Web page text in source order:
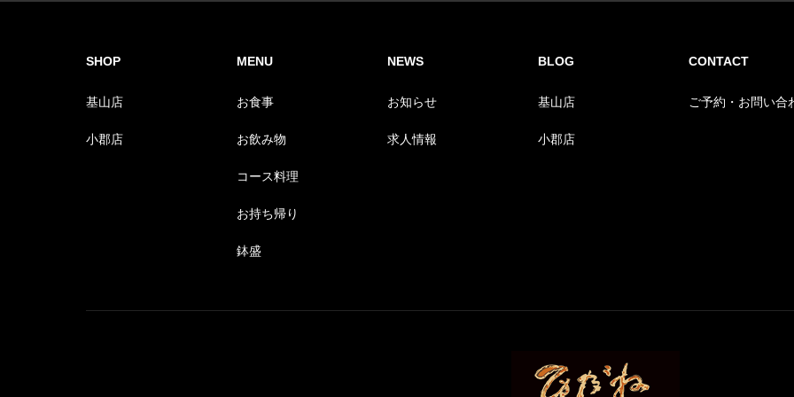
SHOP
基山店
小郡店
MENU
お食事
お飲み物
コース料理
お持ち帰り
鉢盛
NEWS
お知らせ
求人情報
BLOG
基山店
小郡店
CONTACT
ご予約・お問い合